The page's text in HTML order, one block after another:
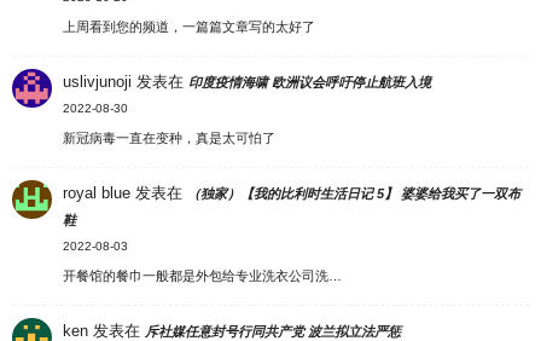
上周看到您的频道，一篇篇文章写的太好了
uslivjunoji 发表在 印度疫情海啸 欧洲议会呼吁停止航班入境
2022-08-30
新冠病毒一直在变种，真是太可怕了
royal blue 发表在
（独家）【我的比利时生活日记 5】 婆婆给我买了一双布
鞋
2022-08-03
开餐馆的餐巾一般都是外包给专业洗衣公司洗…
ken 发表在 斥社媒任意封号行同共产党 波兰拟立法严惩